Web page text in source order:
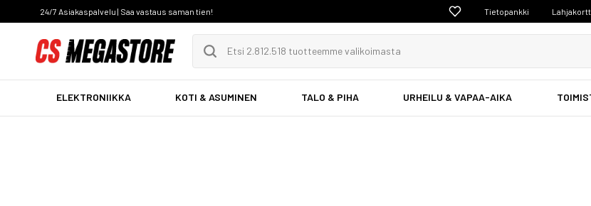
24/7 Asiakaspalvelu | Saa vastaus saman tien! Tietopankki
ELEKTRONIIKKA KOTI & ASUMINEN TALO & PIHA URHEILU & VAPAA-AIKA